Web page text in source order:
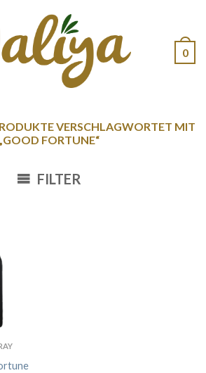
0
VERSCHLAGWORTET MIT
FORTUNE“
FILTER